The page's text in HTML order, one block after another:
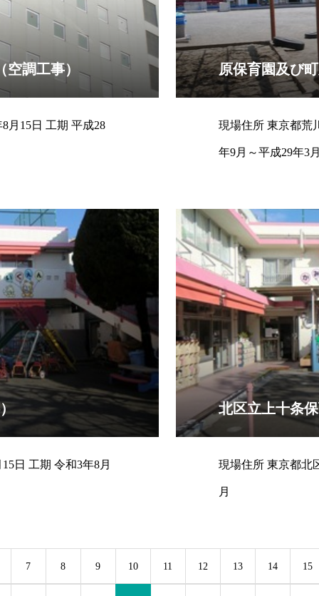
調工事） 原保育園及び
現場住所 東京都荒川区 契約日 平成28年8月10日 工期 平成28
年9月～平成29年3月
現場住所 東京都北区 契約日 令和3年7月15日 工期 令和3年8月
北区立上十条
現場住所 東京都北区 契約日 平成28年7月31日 工期 平成28年9
月
7 8 9 10 11 12 13 14 15